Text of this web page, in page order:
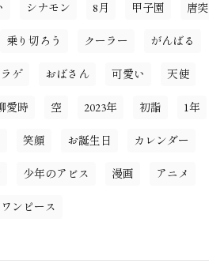
シナモン 8月 甲子園 唐突
乗り切ろう クーラー がんばる
ゲ おばさん 可愛い 天使
愛時 空 2023年 初詣 1年
笑顔 お誕生日 カレンダー
少年のアビス 漫画 アニメ
ワンピース